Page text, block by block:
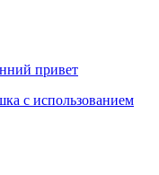
привет
с использованием